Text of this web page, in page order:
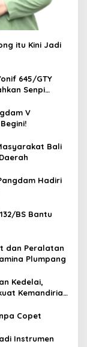
itu Kini Jadi
645/GTY
Senpi
V
Bali
Hadiri
BS Bantu
dan Peralatan
Plumpang
Kedelai,
Kemandirian
Copet
Instrumen